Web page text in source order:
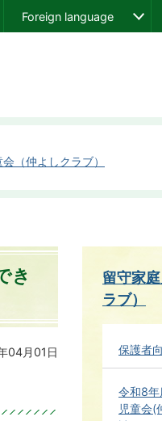
Foreign language
（仲よしクラブ）
き
04月01日
留守家
ラブ）
保護者
令和8年
児童会(